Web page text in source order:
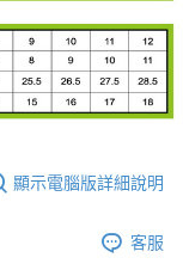
顯示電腦版詳細說明
客服